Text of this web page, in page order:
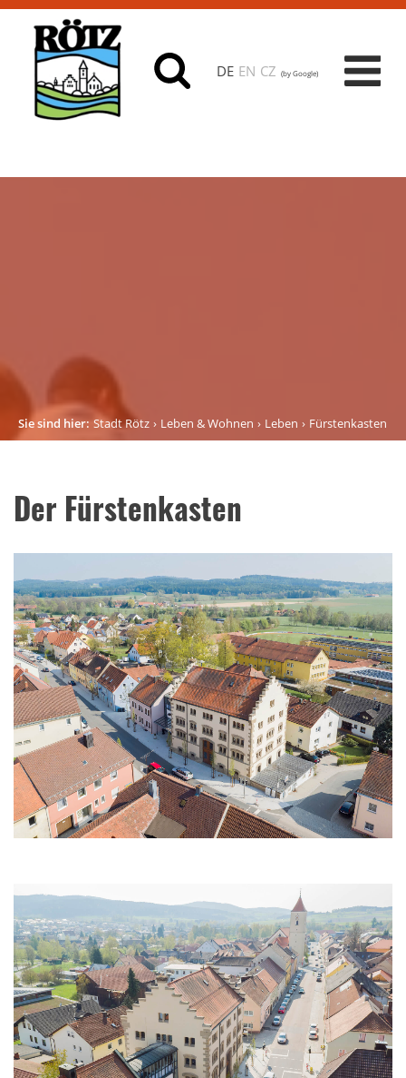
DE EN CZ (by Google)
Sie sind hier: Stadt Rötz Leben & Wohnen Leben Fürstenkasten
Der Fürstenkasten